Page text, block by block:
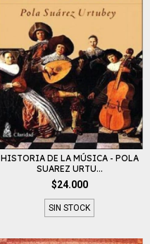
HISTORIA DE LA MÚSICA - POLA
SUAREZ URTU...
$24.000
SIN STOCK